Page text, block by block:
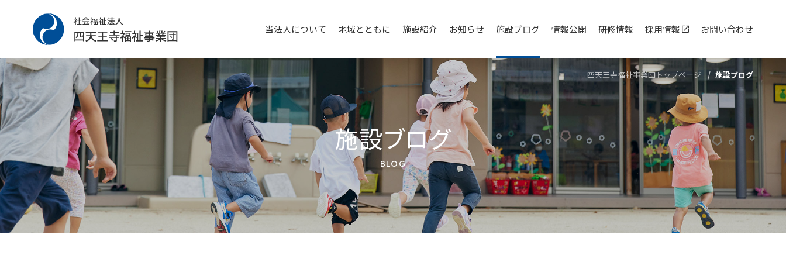
当法人について 地域とともに 施設紹介 お知らせ 施設ブログ 情報公開 研修情報 採用情報 お問い合わせ
四天王寺福祉事業団トップページ 施設ブログ
施設ブログ
BLOG